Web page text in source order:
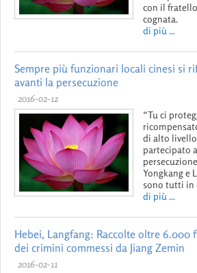
con il
cognata.
di più ...
Sempre più funzionari locali cinesi si
avanti la persecuzione
2016-02-12
“Tu ci
di alto
partecipato
Yongkang e
sono tutti in
di più ...
Hebei, Langfang: Raccolte oltre 6.000
dei crimini commessi da Jiang Zemin
2016-02-11